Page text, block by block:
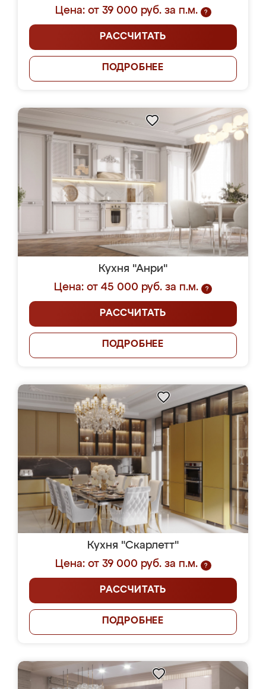
Цена: от 39 000 руб. за п.м.
?
РАССЧИТАТЬ
ПОДРОБНЕЕ
Кухня "Анри"
Цена: от 45 000 руб. за п.м.
?
РАССЧИТАТЬ
ПОДРОБНЕЕ
Кухня "Скарлетт"
Цена: от 39 000 руб. за п.м.
?
РАССЧИТАТЬ
ПОДРОБНЕЕ